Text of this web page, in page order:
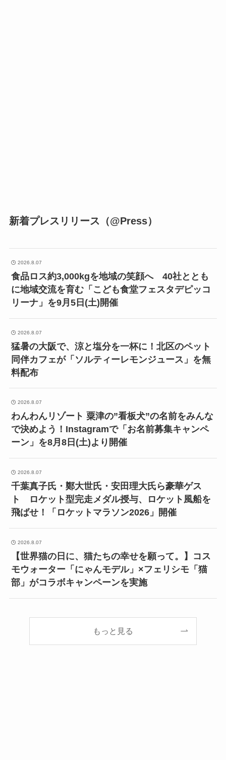
新着プレスリリース（@Press）
2026.8.07
食品ロス約3,000kgを地域の笑顔へ 40社ととも
に地域交流を育む「こども食堂フェスタデピッコ
リーナ」を9月5日(土)開催
2026.8.07
猛暑の大阪で、涼と塩分を一杯に！北区のペット
同伴カフェが「ソルティーレモンジュース」を無
料配布
2026.8.07
わんわんリゾート 粟津の”看板犬”の名前をみんな
で決めよう！Instagramで「お名前募集キャンペ
ーン」を8月8日(土)より開催
2026.8.07
千葉真子氏・鄭大世氏・安田理大氏ら豪華ゲス
ト ロケット型完走メダル授与、ロケット風船を
飛ばせ！「ロケットマラソン2026」開催
2026.8.07
【世界猫の日に、猫たちの幸せを願って。】コス
モウォーター「にゃんモデル」×フェリシモ「猫
部」がコラボキャンペーンを実施
もっと見る